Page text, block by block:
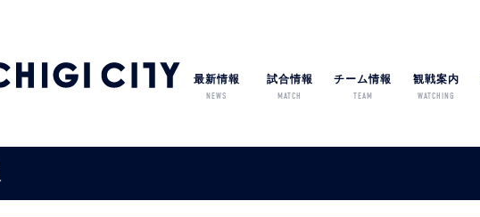
最新情報
NEWS
試合情報
MATCH
チーム情報
TEAM
観戦案内
WATCHING